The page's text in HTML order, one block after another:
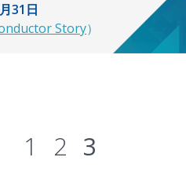
31日
Story）
1 2 3